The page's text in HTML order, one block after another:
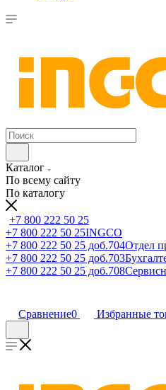
Каталог
По всему сайту
По каталогу
+7 800 222 50 25
+7 800 222 50 25INGCO
+7 800 222 50 25 доб.704Отдел
+7 800 222 50 25 доб.703
+7 800 222 50 25 доб.708
Сравнение0 Избранные